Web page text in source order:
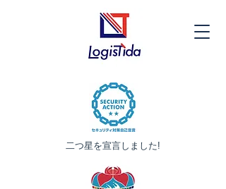
​二つ星を宣言しました!